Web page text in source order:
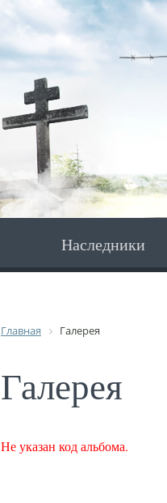
Наследники
Главная Галерея
Галерея
Не указан код альбома.